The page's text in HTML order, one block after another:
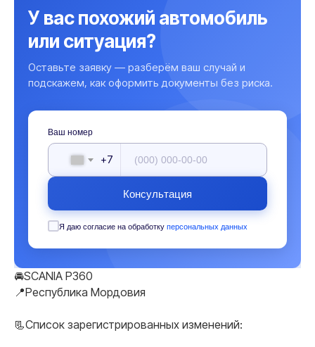
У вас похожий автомобиль
или ситуация?
Оставьте заявку — разберём ваш случай и
подскажем, как оформить документы без риска.
Ваш номер
+7
Консультация
Я даю согласие на обработку персональных данных
🚘SCANIA P360
📍Республика Мордовия
📃Список зарегистрированных изменений: